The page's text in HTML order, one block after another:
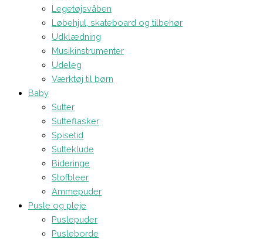
Legetøjsvåben
Løbehjul, skateboard og tilbehør
Udklædning
Musikinstrumenter
Udeleg
Værktøj til børn
Baby
Sutter
Sutteflasker
Spisetid
Sutteklude
Bideringe
Stofbleer
Ammepuder
Pusle og pleje
Puslepuder
Pusleborde